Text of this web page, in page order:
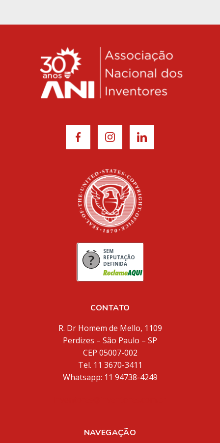
SEM
REPUTAÇÃO
DEFINIDA
CONTATO
R. Dr Homem de Mello, 1109
Perdizes – São Paulo – SP
CEP 05007-002
Tel. 11 3670-3411
Whatsapp: 11 94738-4249
NAVEGAÇÃO